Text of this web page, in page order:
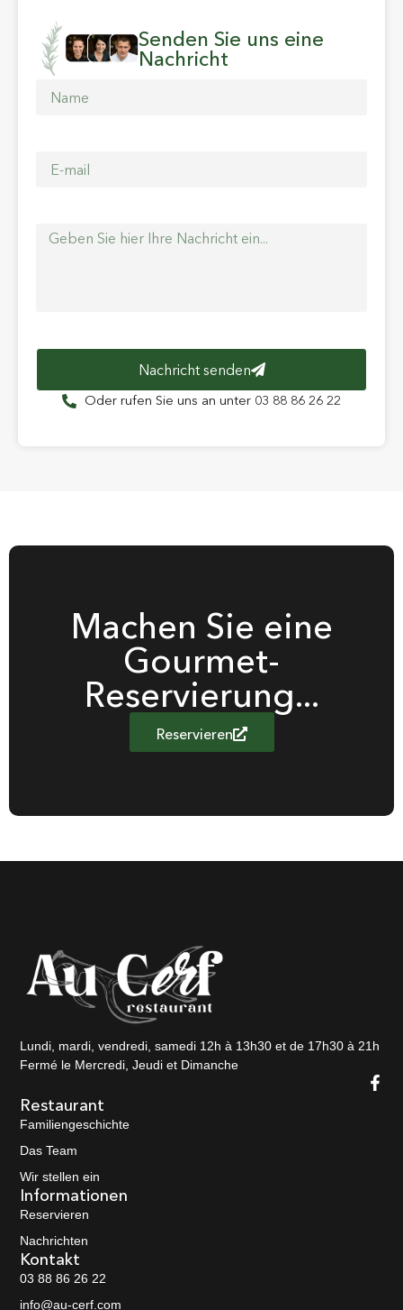
Senden Sie uns eine
Nachricht
Nachricht senden
Oder rufen Sie uns an unter 03 88 86 26 22
Machen Sie eine
Gourmet-
Reservierung...
Reservieren
Lundi, mardi, vendredi, samedi 12h à 13h30 et de 17h30 à 21h
Fermé le Mercredi, Jeudi et Dimanche
Informationen
Reservieren
Nachrichten
Restaurant
Familiengeschichte
Das Team
Wir stellen ein
Kontakt
03 88 86 26 22
info@au-cerf.com